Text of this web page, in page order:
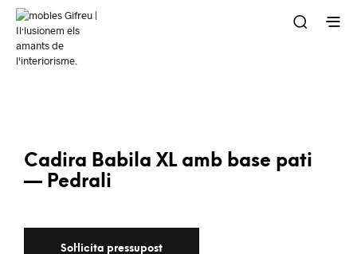
Cadira Babila XL amb base pati
— Pedrali